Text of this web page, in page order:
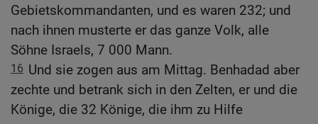
Gebietskommandanten, und es waren 232; und
nach ihnen musterte er das ganze Volk, alle
Söhne Israels, 7 000 Mann.
16 Und sie zogen aus am Mittag. Benhadad aber
zechte und betrank sich in den Zelten, er und die
Könige, die 32 Könige, die ihm zu Hilfe